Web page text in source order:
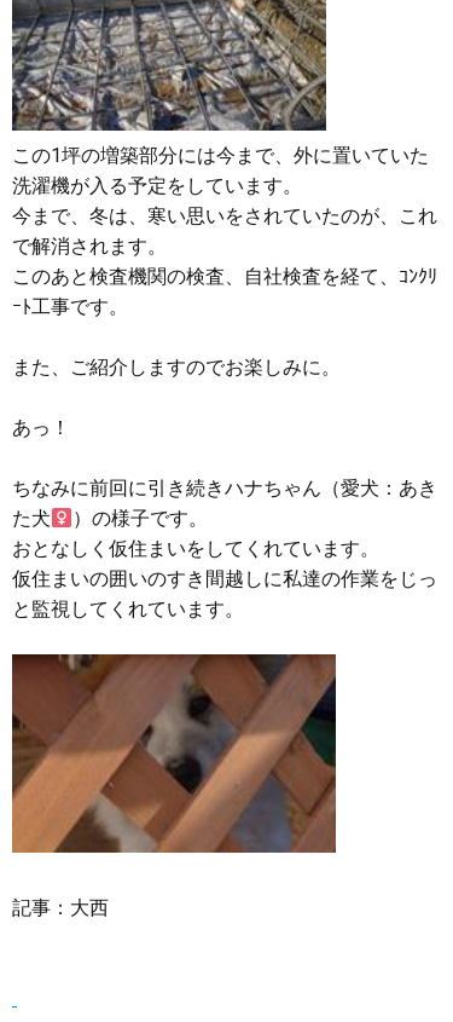
この1坪の増築部分には今まで、外に置いていた
洗濯機が入る予定をしています。
今まで、冬は、寒い思いをされていたのが、これ
で解消されます。
このあと検査機関の検査、自社検査を経て、ｺﾝｸﾘ
ｰﾄ工事です。
また、ご紹介しますのでお楽しみに。
あっ！
ちなみに前回に引き続きハナちゃん（愛犬：あき
た犬
）の様子です。
おとなしく仮住まいをしてくれています。
仮住まいの囲いのすき間越しに私達の作業をじっ
と監視してくれています。
記事：大西